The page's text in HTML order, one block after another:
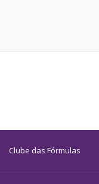
Clube das Fórmulas